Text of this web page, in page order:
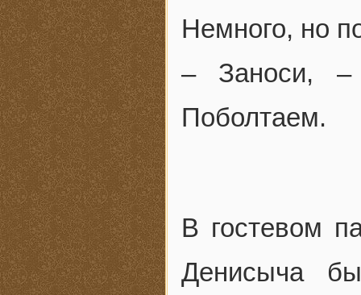
Немного, но
– Заноси, –
Поболтаем.
В гостевом
Денисыча